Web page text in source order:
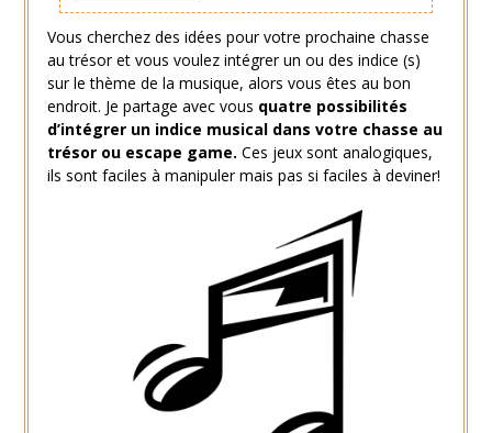
Vous cherchez des idées pour votre prochaine chasse
au trésor et vous voulez intégrer un ou des indice (s)
sur le thème de la musique, alors vous êtes au bon
endroit. Je partage avec vous quatre possibilités
d’intégrer un indice musical dans votre chasse au
trésor ou escape game. Ces jeux sont analogiques,
ils sont faciles à manipuler mais pas si faciles à deviner!